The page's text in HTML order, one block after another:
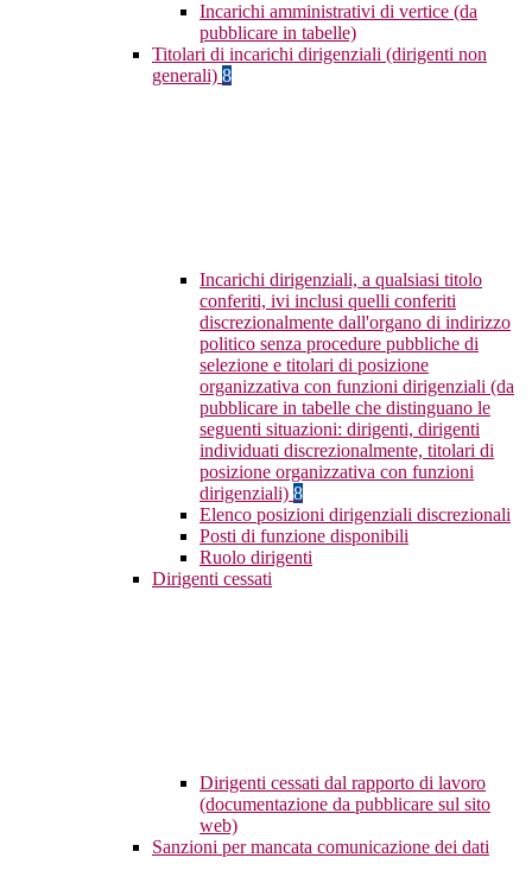
Incarichi amministrativi di vertice (da
pubblicare in tabelle)
Titolari di incarichi dirigenziali (dirigenti non
generali) 8
Incarichi dirigenziali, a qualsiasi titolo
conferiti, ivi inclusi quelli conferiti
discrezionalmente dall'organo di indirizzo
politico senza procedure pubbliche di
selezione e titolari di posizione
organizzativa con funzioni dirigenziali (da
pubblicare in tabelle che distinguano le
seguenti situazioni: dirigenti, dirigenti
individuati discrezionalmente, titolari di
posizione organizzativa con funzioni
dirigenziali) 8
Elenco posizioni dirigenziali discrezionali
Posti di funzione disponibili
Ruolo dirigenti
Dirigenti cessati
Dirigenti cessati dal rapporto di lavoro
(documentazione da pubblicare sul sito
web)
Sanzioni per mancata comunicazione dei dati